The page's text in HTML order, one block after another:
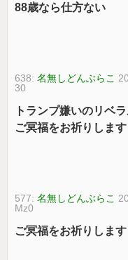
88歳なら仕方ない
638:名無しどんぶらこ
30
トランプ嫌いのリベ
ご冥福をお祈りします
577:名無しどんぶらこ
Mz0
ご冥福をお祈りします